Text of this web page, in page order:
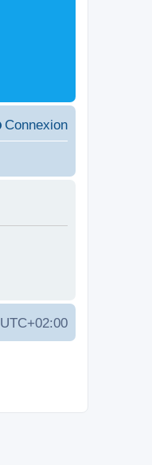
Connexion
UTC+02:00